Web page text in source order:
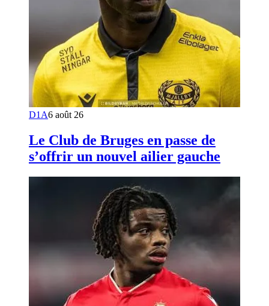
D1A6 août 26
Le Club de Bruges en passe de
s’offrir un nouvel ailier gauche